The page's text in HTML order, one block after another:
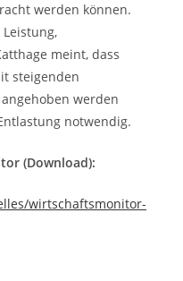
werden können.
meint, dass
steigenden
werden
notwendig.
(Download):
wirtschaftsmonitor-